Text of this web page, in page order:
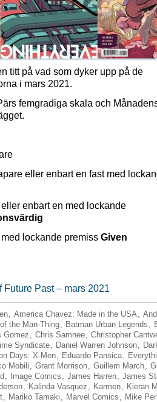
titt på vad som dyker upp på de
i mars 2021.
femgradiga skala och
eller enbart en fast med
enbart en med lockande
lockande premiss Given
Future Past – mars 2021
, America Chavez: Made in the USA,
the Man-Thing, Batman Urban Legends ,
Gomez , Chris Samnee, Christopher
Syndicate, Daniel Warren Johnson,
Days: X-Men, Eduardo Pansica,
Mobili , Grant Morrison, Guillem March,
, Image Comics , James Harren, James
, Kalinda Vasquez , Karmen, Kieran
, Mariko Tamaki , Marvel Comics , Mike